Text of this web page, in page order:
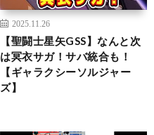
2025.11.26
【聖闘士星矢GSS】なんと次
は冥衣サガ！サバ統合も！
【ギャラクシーソルジャー
ズ】